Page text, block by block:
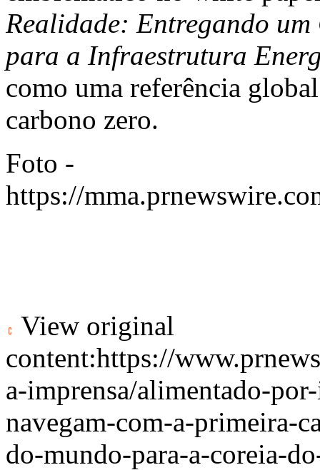
Realidade: Entregando
para a Infraestrutura
como uma referência
carbono zero.
Foto -
https://
View original
content:https://
a-imprensa/alimentado-
navegam-com-a-primeira-
do-mundo-para-a-coreia-